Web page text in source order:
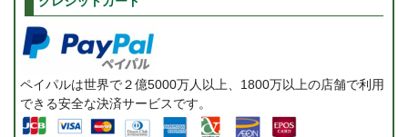
ペイパルは世界で２億5000万人以上、1800万以上の店舗で利用
できる安全な決済サービスです。